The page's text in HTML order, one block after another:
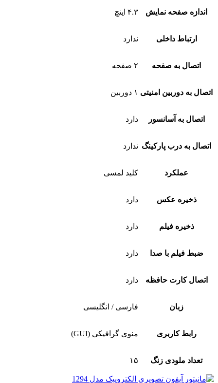
اندازه صفحه نمایش ۴.۳ اینچ
ارتباط داخلی ندارد
اتصال به صفحه ۲ صفحه
اتصال به دوربین امنیتی ۱ دوربین
اتصال به آسانسور دارد
اتصال به درب پارکینگ ندارد
عملکرد کلید لمسی
ذخیره عکس دارد
ذخیره فیلم دارد
ضبط فیلم با صدا دارد
اتصال کارت حافظه دارد
زبان فارسی / انگلیسی
رابط کاربری منوی گرافیکی (GUI)
تعداد ملودی زنگ ۱۵